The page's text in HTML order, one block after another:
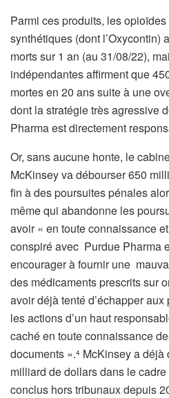
Parmi ces produits, les
synthétiques (dont l’Oxycontin)
morts sur 1 an (au 31/08/22),
indépendantes affirment que
mortes en 20 ans suite à une
dont la stratégie très agressive
Pharma est directement
Or, sans aucune honte, le
McKinsey va débourser 650
fin à des poursuites pénales
même qui abandonne les
avoir « en toute connaissance
conspiré avec Purdue Pharma
encourager à fournir une
des médicaments prescrits sur
avoir déjà tenté d’échapper
les actions d’un haut
caché en toute connaissance
documents ».4 McKinsey a déjà
milliard de dollars dans le
conclus hors tribunaux depuis